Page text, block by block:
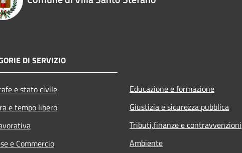
DI SERVIZIO
e stato civile
e tempo libero
e Commercio
Educazione e formazione
Giustizia e sicurezza pubblica
Tributi,finanze e contravvenzioni
Ambiente